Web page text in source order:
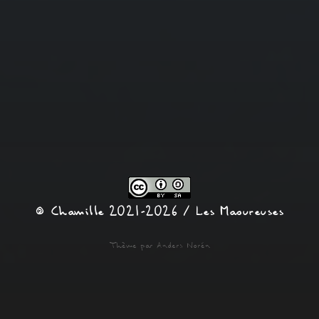
© Chamille 2021-2026 / Les Maoureuses
Thème par Anders Norén